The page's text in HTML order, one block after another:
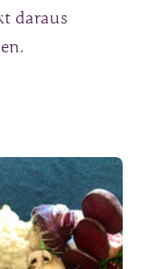
daraus